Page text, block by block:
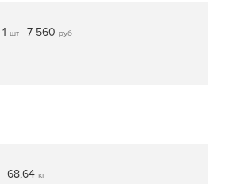
1 шт 7 560 руб
68,64 кг